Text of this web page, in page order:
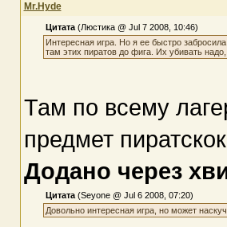
Mr.Hyde
Цитата (Люстика @ Jul 7 2008, 10:46)
Интересная игра. Но я ее быстро
там этих пиратов до фига. Их убивать
Там по всему
предмет
Додано через
Цитата (Seyone @ Jul 6 2008, 07:20)
Довольно интересная игра, но может